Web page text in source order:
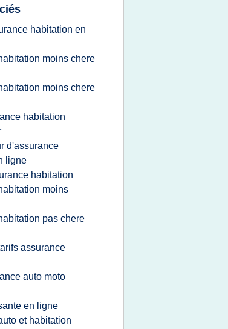
habitation en
moins chere
moins chere
habitation
d'assurance
ligne
habitation
moins
pas chere
assurance
auto moto
en ligne
et habitation